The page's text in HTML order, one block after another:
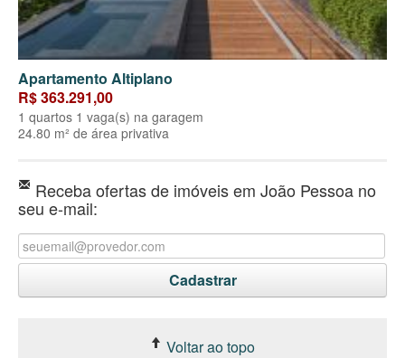
Apartamento Altiplano
R$ 363.291,00
1 quartos 1 vaga(s) na garagem
24.80 m² de área privativa
Receba ofertas de imóveis em João Pessoa no
seu e-mail:
Voltar ao topo